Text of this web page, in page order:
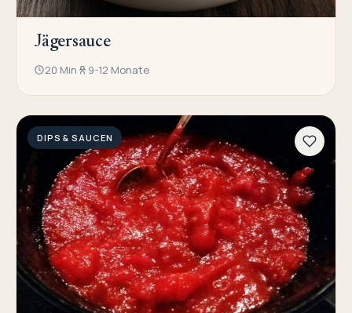
Jägersauce
20 Min 9-12 Monate
DIPS & SAUCEN